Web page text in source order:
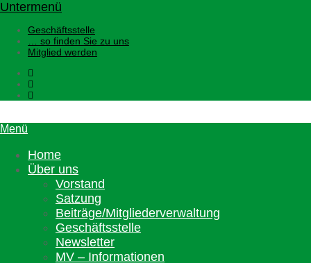
Untermenü
Geschäftsstelle
… so finden Sie zu uns
Mitglied werden
Menü
Home
Über uns
Vorstand
Satzung
Beiträge/Mitgliederverwaltung
Geschäftsstelle
Newsletter
MV – Informationen